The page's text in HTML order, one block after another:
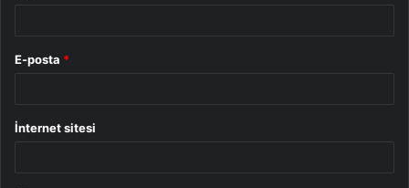
E-posta *
İnternet sitesi